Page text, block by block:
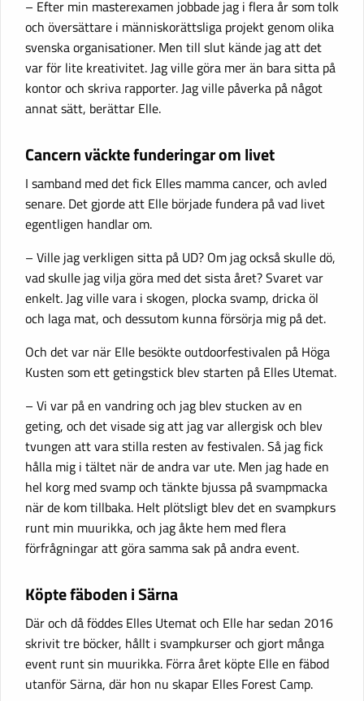
– Efter min masterexamen jobbade jag i flera år som tolk
och översättare i människorättsliga projekt genom olika
svenska organisationer. Men till slut kände jag att det
var för lite kreativitet. Jag ville göra mer än bara sitta på
kontor och skriva rapporter. Jag ville påverka på något
annat sätt, berättar Elle.
Cancern väckte funderingar om livet
I samband med det fick Elles mamma cancer, och avled
senare. Det gjorde att Elle började fundera på vad livet
egentligen handlar om.
– Ville jag verkligen sitta på UD? Om jag också skulle dö,
vad skulle jag vilja göra med det sista året? Svaret var
enkelt. Jag ville vara i skogen, plocka svamp, dricka öl
och laga mat, och dessutom kunna försörja mig på det.
Och det var när Elle besökte outdoorfestivalen på Höga
Kusten som ett getingstick blev starten på Elles Utemat.
– Vi var på en vandring och jag blev stucken av en
geting, och det visade sig att jag var allergisk och blev
tvungen att vara stilla resten av festivalen. Så jag fick
hålla mig i tältet när de andra var ute. Men jag hade en
hel korg med svamp och tänkte bjussa på svampmacka
när de kom tillbaka. Helt plötsligt blev det en svampkurs
runt min muurikka, och jag åkte hem med flera
förfrågningar att göra samma sak på andra event.
Köpte fäboden i Särna
Där och då föddes Elles Utemat och Elle har sedan 2016
skrivit tre böcker, hållt i svampkurser och gjort många
event runt sin muurikka. Förra året köpte Elle en fäbod
utanför Särna, där hon nu skapar Elles Forest Camp.